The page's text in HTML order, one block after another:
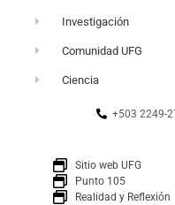
Investigación
Comunidad UFG
Ciencia
+503 2249-
Sitio web UFG
Punto 105
Realidad y Reflexión